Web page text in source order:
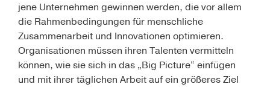
jene Unternehmen gewinnen werden, die vor allem
die Rahmenbedingungen für menschliche
Zusammenarbeit und Innovationen optimieren.
Organisationen müssen ihren Talenten vermitteln
können, wie sie sich in das „Big Picture“ einfügen
und mit ihrer täglichen Arbeit auf ein größeres Ziel